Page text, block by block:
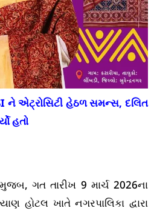
ને એટ્રોસિટી હેઠળ સમન્સ, દલિત
હતો
મુજબ, ગત તારીખ 9 માર્ચ 2026ના
હોટલ ખાતે નગરપાલિકા દ્વારા